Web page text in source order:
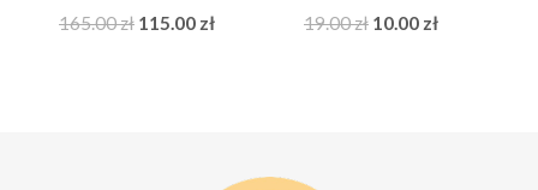
165.00zł Pierwotna
115.00 złAktualna
19.00zł Pierwotna
10.00 złAktualna